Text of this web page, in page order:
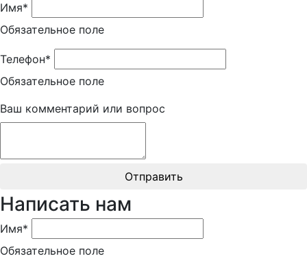
Имя*
Обязательное поле
Телефон*
Обязательное поле
Ваш комментарий или вопрос
Отправить
Написать нам
Имя*
Обязательное поле